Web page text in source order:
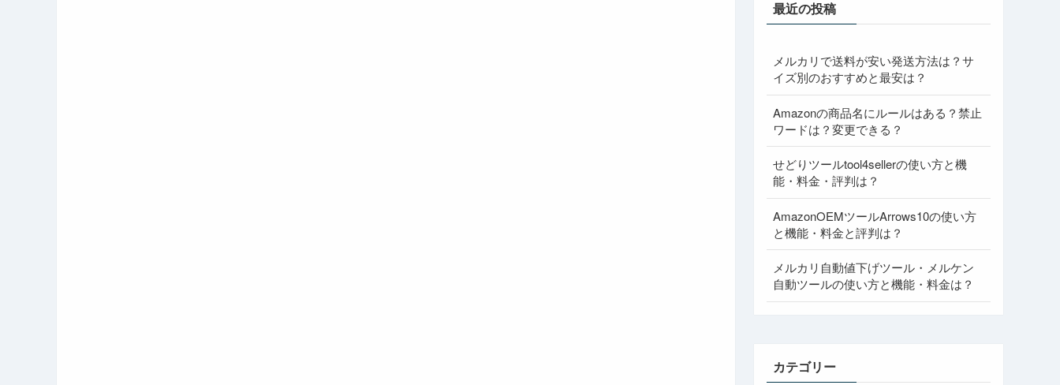
最近の投稿
メルカリで送料が安い発送方法は？サ
イズ別のおすすめと最安は？
Amazonの商品名にルールはある？禁止
ワードは？変更できる？
せどりツールtool4sellerの使い方と機
能・料金・評判は？
AmazonOEMツールArrows10の使い方
と機能・料金と評判は？
メルカリ自動値下げツール・メルケン
自動ツールの使い方と機能・料金は？
カテゴリー